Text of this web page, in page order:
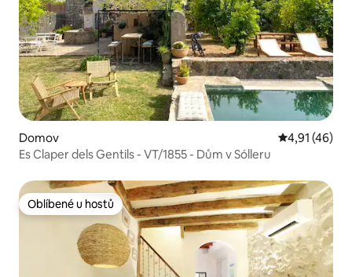
Domov Průměrné
4,91 (46)
Es Claper dels Gentils - VT/1855 - Dům v Sólleru
Oblíbené u hostů
Oblíbené u hostů